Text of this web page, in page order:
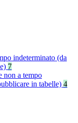
indeterminato (da
7
non a tempo
in tabelle) 4